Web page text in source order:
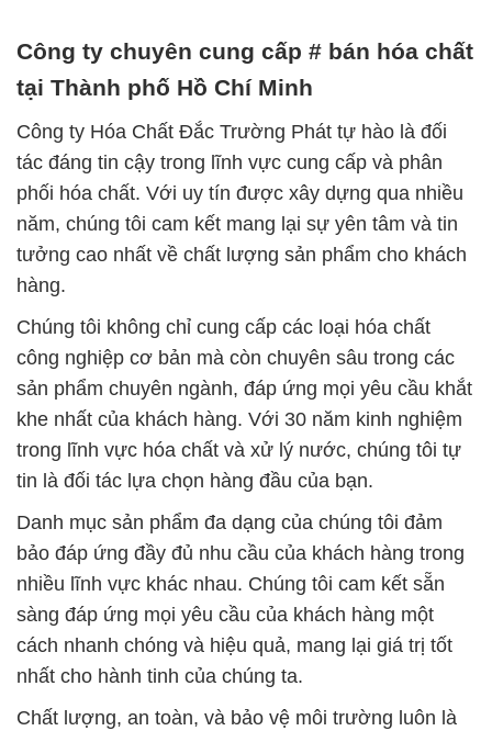
Công ty chuyên cung cấp # bán hóa chất
tại Thành phố Hồ Chí Minh
Công ty Hóa Chất Đắc Trường Phát tự hào là đối
tác đáng tin cậy trong lĩnh vực cung cấp và phân
phối hóa chất. Với uy tín được xây dựng qua nhiều
năm, chúng tôi cam kết mang lại sự yên tâm và tin
tưởng cao nhất về chất lượng sản phẩm cho khách
hàng.
Chúng tôi không chỉ cung cấp các loại hóa chất
công nghiệp cơ bản mà còn chuyên sâu trong các
sản phẩm chuyên ngành, đáp ứng mọi yêu cầu khắt
khe nhất của khách hàng. Với 30 năm kinh nghiệm
trong lĩnh vực hóa chất và xử lý nước, chúng tôi tự
tin là đối tác lựa chọn hàng đầu của bạn.
Danh mục sản phẩm đa dạng của chúng tôi đảm
bảo đáp ứng đầy đủ nhu cầu của khách hàng trong
nhiều lĩnh vực khác nhau. Chúng tôi cam kết sẵn
sàng đáp ứng mọi yêu cầu của khách hàng một
cách nhanh chóng và hiệu quả, mang lại giá trị tốt
nhất cho hành tinh của chúng ta.
Chất lượng, an toàn, và bảo vệ môi trường luôn là